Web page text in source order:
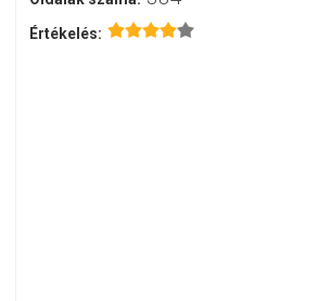
Értékelés: